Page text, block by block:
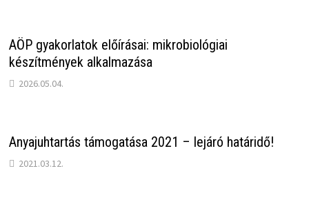
AÖP gyakorlatok előírásai: mikrobiológiai
készítmények alkalmazása
2026.05.04.
Anyajuhtartás támogatása 2021 – lejáró határidő!
2021.03.12.